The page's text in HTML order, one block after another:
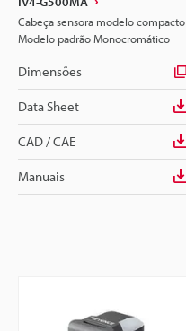
Cabeça sensora modelo compacto
Modelo padrão Monocromático
Dimensões
Data Sheet
CAD / CAE
Manuais